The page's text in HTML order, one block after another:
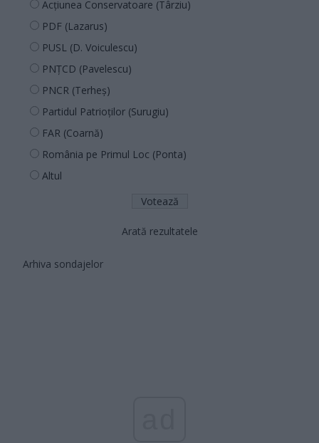
Acțiunea Conservatoare (Târziu)
PDF (Lazarus)
PUSL (D. Voiculescu)
PNȚCD (Pavelescu)
PNCR (Terheș)
Partidul Patrioților (Surugiu)
FAR (Coarnă)
România pe Primul Loc (Ponta)
Altul
Arată rezultatele
Arhiva sondajelor